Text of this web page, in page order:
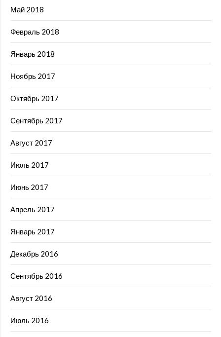
Май 2018
Февраль 2018
Январь 2018
Ноябрь 2017
Октябрь 2017
Сентябрь 2017
Август 2017
Июль 2017
Июнь 2017
Апрель 2017
Январь 2017
Декабрь 2016
Сентябрь 2016
Август 2016
Июль 2016